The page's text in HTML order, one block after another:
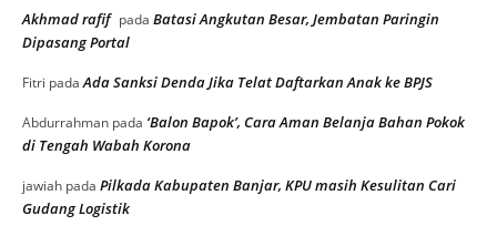
Akhmad rafif pada Batasi Angkutan Besar, Jembatan Paringin
Dipasang Portal
Fitri padaAda Sanksi Denda Jika Telat Daftarkan Anak ke BPJS
Abdurrahman pada ‘Balon Bapok’, Cara Aman Belanja Bahan Pokok
di Tengah Wabah Korona
jawiah pada Pilkada Kabupaten Banjar, KPU masih Kesulitan Cari
Gudang Logistik